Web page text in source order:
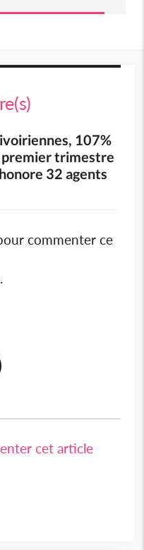
107%
premier trimestre
32 agents
commenter ce
cet article